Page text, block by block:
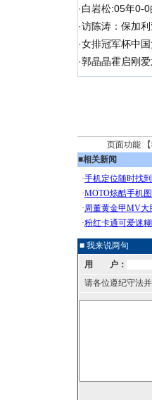
·白岩松:05年0-
·访陈涛：保加
·女排冠军杯中
·郭晶晶霍启刚
页面功能 【
■相关新闻
■ 我来说两句
用 户：
请各位遵纪守法并